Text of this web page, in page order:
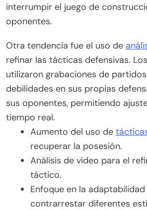
interrumpir el juego de
oponentes.
Otra tendencia fue el uso de
refinar las tácticas defensivas.
utilizaron grabaciones de
debilidades en sus propias
sus oponentes, permitiendo
tiempo real.
Aumento del uso de
recuperar la posesión.
Análisis de video para el
táctico.
Enfoque en la
contrarrestar diferentes